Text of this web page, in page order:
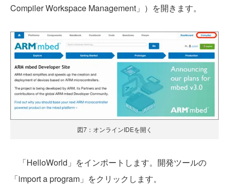
Compiler Workspace Management」）を開きます。
図7：オンラインIDEを開く
「HelloWorld」をインポートします。開発ツールの
「import a program」をクリックします。